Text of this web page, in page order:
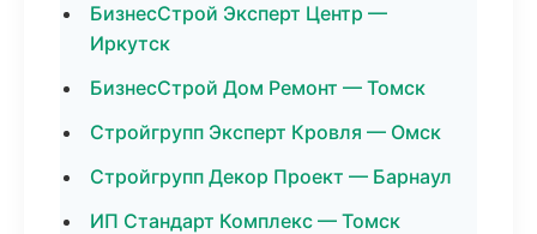
БизнесСтрой Эксперт Центр —
Иркутск
БизнесСтрой Дом Ремонт — Томск
Стройгрупп Эксперт Кровля — Омск
Стройгрупп Декор Проект — Барнаул
ИП Стандарт Комплекс — Томск